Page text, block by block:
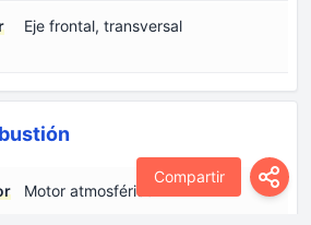
Compartir
Eje frontal, transversal
Motor atmosférico